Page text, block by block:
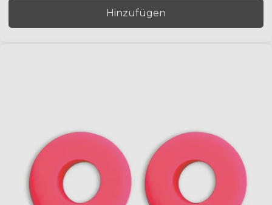
Hinzufügen